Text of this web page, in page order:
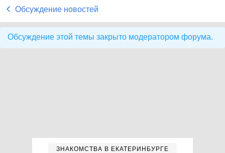
Обсуждение новостей
Обсуждение этой темы закрыто модератором форума.
ЗНАКОМСТВА В ЕКАТЕРИНБУРГЕ